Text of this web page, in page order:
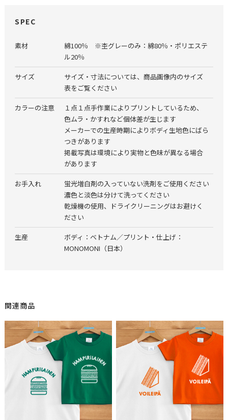
SPEC
素材
綿100％ ※杢グレーのみ：綿80％・ポリエステ
ル20％
サイズ
サイズ・寸法については、商品画像内のサイズ
表をご覧ください
カラーの注意
１点１点手作業によりプリントしているため、
色ムラ・かすれなど個体差が生じます
メーカーでの生産時期によりボディ生地色にばら
つきがあります
掲載写真は環境により実物と色味が異なる場合
があります
お手入れ
蛍光増白剤の入っていない洗剤をご使用ください
濃色と淡色は分けて洗ってください
乾燥機の使用、ドライクリーニングはお避けく
ださい
生産
ボディ：ベトナム／プリント・仕上げ：
MONOMONI（日本）
関連商品